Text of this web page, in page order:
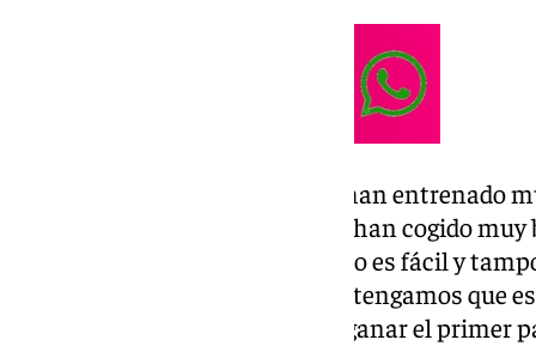
Retorno de la BCL: “Los chicos han entrenado
donde no hemos jugado la BCL, han cogido
estamos preparados. El grupo no es fácil y
fines de semana. Esto hace que tengamos que
partido. Lo más importante es ganar el primer